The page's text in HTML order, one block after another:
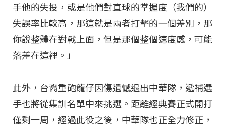
手他的失投，或是他們對直球的掌握度（我們的）
失誤率比較高，那這就是兩者打擊的一個差別，那
你說整體在對戰上面，但是那個整個速度感，可能
落差在這裡。」
此外，台裔重砲龍仔因傷遺憾退出中華隊，遞補選
手也將從集訓名單中來挑選。距離經典賽正式開打
僅剩一周，經過此役之後，中華隊也正全力修正，